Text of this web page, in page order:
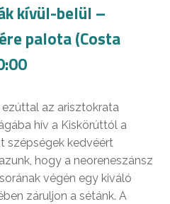
kívül-belül –
palota (Costa
az arisztokrata
hív a Kiskörúttól a
szépségek kedvéért
hogy a neoreneszánsz
végén egy kiváló
záruljon a sétánk. A